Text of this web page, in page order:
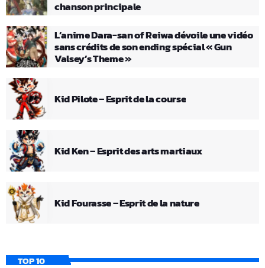
chanson principale
L’anime Dara-san of Reiwa dévoile une vidéo
sans crédits de son ending spécial « Gun
Valsey’s Theme »
Kid Pilote – Esprit de la course
Kid Ken – Esprit des arts martiaux
Kid Fourasse – Esprit de la nature
TOP 10